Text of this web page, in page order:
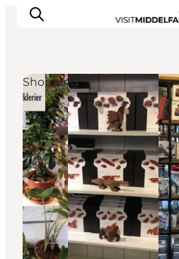
Oplevelser
Mad og drikke
Overnatning
Det Sker
Book oplevelse
Møde og Konference
Shopping